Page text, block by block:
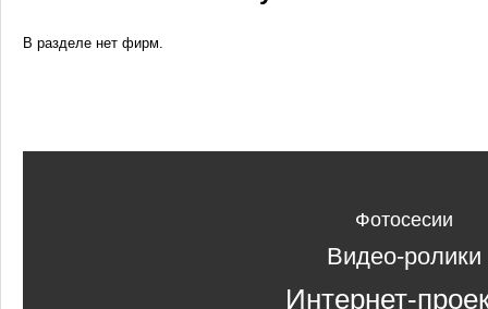
В разделе нет фирм.
Фотосесии
Видео-ролики
Интернет-